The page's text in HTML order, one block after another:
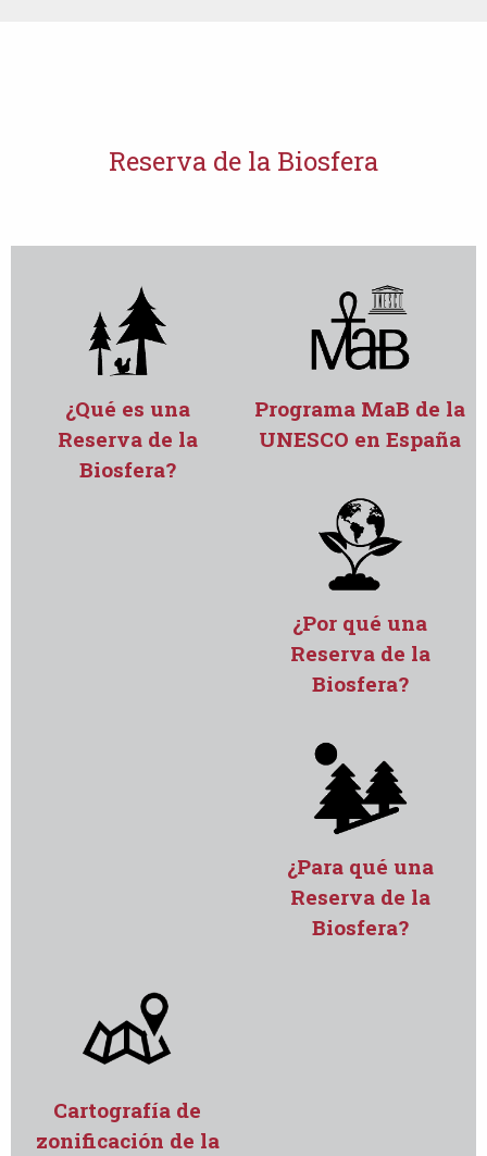
Reserva de la Biosfera
¿Qué es una
Reserva de la
Biosfera?
Programa MaB de la
UNESCO en España
¿Por qué una
Reserva de la
Biosfera?
¿Para qué una
Reserva de la
Biosfera?
Cartografía de
zonificación de la